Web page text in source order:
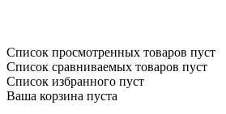
Список просмотренных товаров пуст
Список сравниваемых товаров пуст
Список избранного пуст
Ваша корзина пуста